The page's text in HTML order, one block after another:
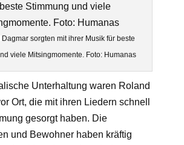
sorgten mit ihrer Musik für beste
viele Mitsingmomente. Foto: Humanas
Unterhaltung waren Roland
Ort, die mit ihren Liedern schnell
gesorgt haben. Die
und Bewohner haben kräftig